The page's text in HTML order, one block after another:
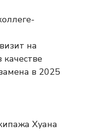
на
в 2025
Хуана